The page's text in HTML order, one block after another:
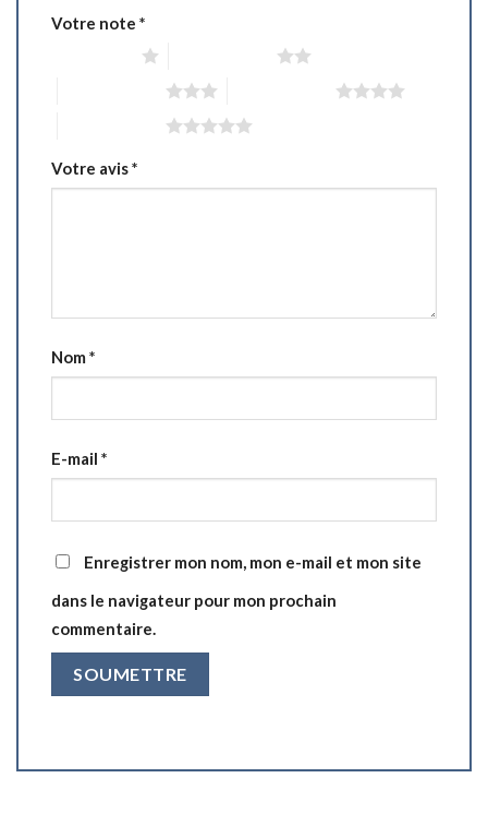
Votre note *
Votre avis*
Nom*
E-mail *
Enregistrer mon nom, mon e-mail et mon site
dans le navigateur pour mon prochain
commentaire.